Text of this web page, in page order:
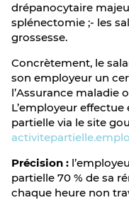
drépanocytaire
splénectomie ;- les
grossesse.
Concrètement, le
son employeur un
l’Assurance maladie
L’employeur
partielle via le site
Précision :
partielle 70 % de sa
chaque heure non